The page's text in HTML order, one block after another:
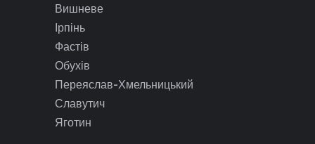
Вишневе
Ірпінь
Фастів
Обухів
Переяслав-Хмельницький
Славутич
Яготин